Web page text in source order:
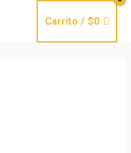
Carrito /$0